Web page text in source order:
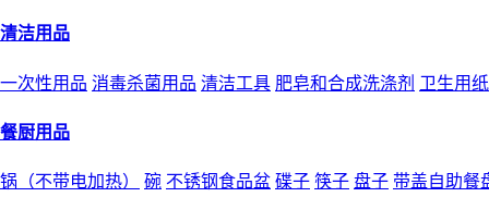
清洁用品
一次性用品 消毒杀菌用品 清洁工具 肥皂和合成洗涤剂 卫生用
餐厨用品
锅（不带电加热） 碗 不锈钢食品盆 碟子 筷子 盘子 带盖自助餐